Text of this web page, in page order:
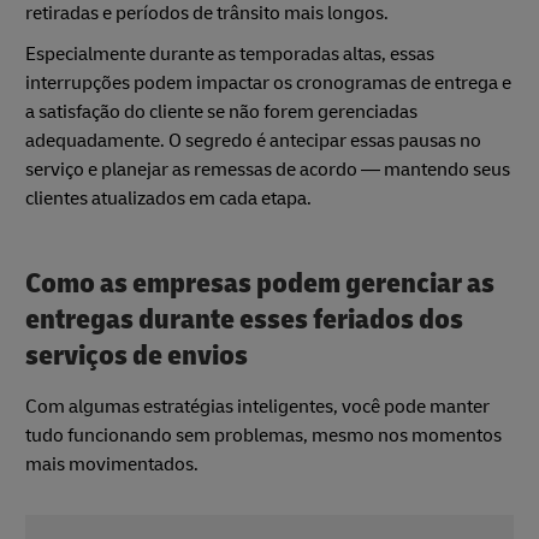
retiradas e períodos de trânsito mais longos.
Especialmente durante as temporadas altas, essas
interrupções podem impactar os cronogramas de entrega e
a satisfação do cliente se não forem gerenciadas
adequadamente. O segredo é antecipar essas pausas no
serviço e planejar as remessas de acordo — mantendo seus
clientes atualizados em cada etapa.
Como as empresas podem gerenciar as
entregas durante esses feriados dos
serviços de envios
Com algumas estratégias inteligentes, você pode manter
tudo funcionando sem problemas, mesmo nos momentos
mais movimentados.